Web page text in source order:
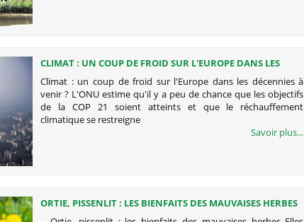
CLIMAT : UN COUP DE FROID SUR L'EUROPE DANS LES
DÉCENNIES À VENIR ?
Climat : un coup de froid sur l'Europe dans les décennies à
venir ? L'ONU estime qu'il y a peu de chance que les objectifs
de la COP 21 soient atteints et que le réchauffement
climatique se restreigne
Savoir plus...
ORTIE, PISSENLIT : LES BIENFAITS DES MAUVAISES HERBES